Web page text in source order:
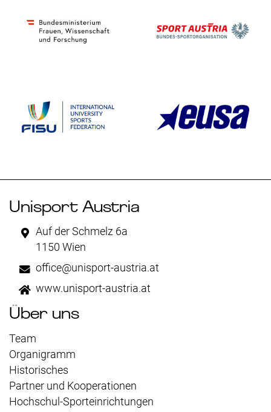
Unisport Austria
Auf der Schmelz 6a
1150 Wien
office@unisport-austria.at
www.unisport-austria.at
Über uns
Team
Organigramm
Historisches
Partner und Kooperationen
Hochschul-Sporteinrichtungen